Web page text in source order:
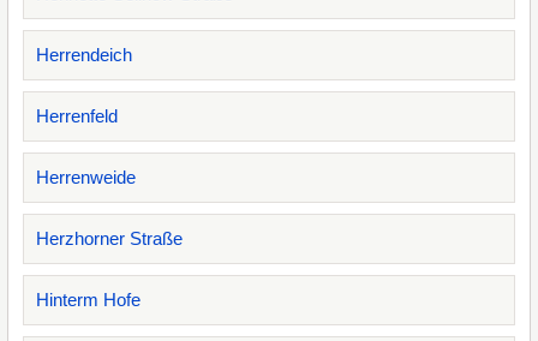
Herrendeich
Herrenfeld
Herrenweide
Herzhorner Straße
Hinterm Hofe